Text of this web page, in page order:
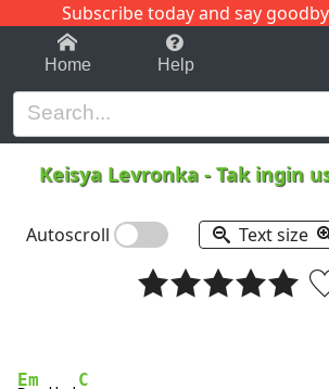
Subscribe today and say
1-9 C
Home Help
Keisya Levronka -Tak ingin
Autoscroll Text size
Em C